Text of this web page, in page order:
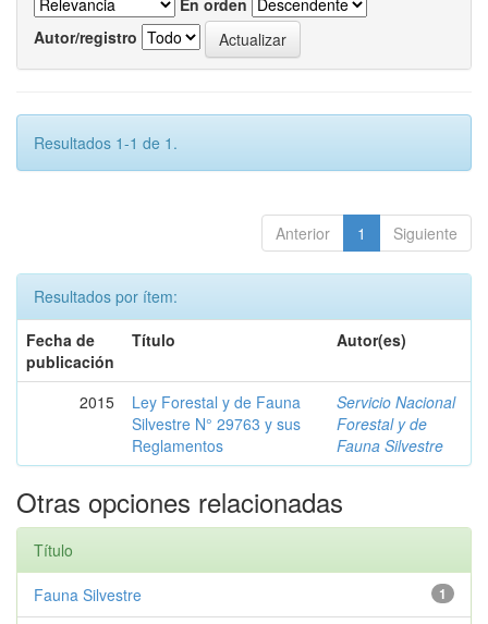
En orden
Autor/registro
Resultados 1-1 de 1.
Anterior 1 Siguiente
Resultados por ítem:
Fecha de
publicación
Título Autor(es)
2015
Ley Forestal y de Fauna
Silvestre N° 29763 y sus
Reglamentos
Servicio Nacional
Forestal y de
Fauna Silvestre
Otras opciones relacionadas
Título
1
Fauna Silvestre